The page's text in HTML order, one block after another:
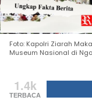
Foto: Kapolri Ziarah
Museum Nasional di
1.4k
TERBACA